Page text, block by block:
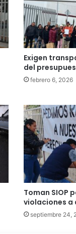
Exigen
del
febrero 6, 2026
Toman SIOP
violaciones a
septiembre 24,